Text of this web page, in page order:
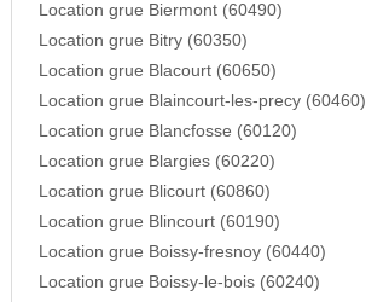
Location grue Biermont (60490)
Location grue Bitry (60350)
Location grue Blacourt (60650)
Location grue Blaincourt-les-precy (60460)
Location grue Blancfosse (60120)
Location grue Blargies (60220)
Location grue Blicourt (60860)
Location grue Blincourt (60190)
Location grue Boissy-fresnoy (60440)
Location grue Boissy-le-bois (60240)